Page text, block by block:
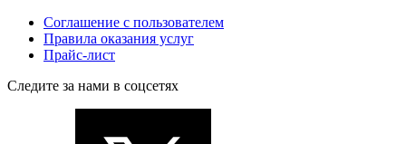
Соглашение с пользователем
Правила оказания услуг
Прайс-лист
Следите за нами в соцсетях